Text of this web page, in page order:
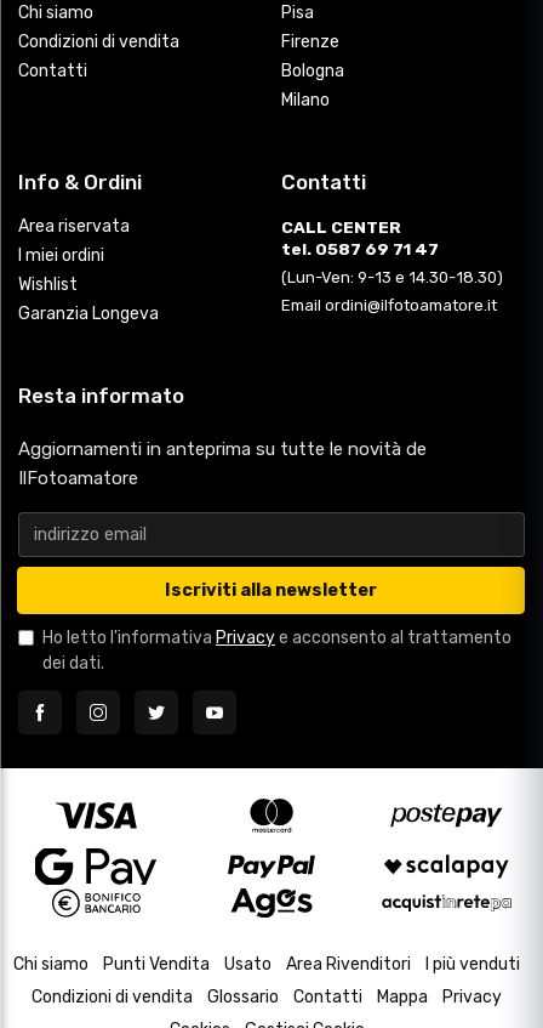
Chi siamo
Condizioni di vendita
Contatti
Pisa
Firenze
Bologna
Milano
Info & Ordini
Area riservata
I miei ordini
Wishlist
Garanzia Longeva
Contatti
CALL CENTER
tel. 0587 69 71 47
(Lun-Ven: 9-13 e 14.30-18.30)
Email ordini@ilfotoamatore.it
Resta informato
Aggiornamenti in anteprima su tutte le novità de
IlFotoamatore
Iscriviti alla newsletter
Ho letto l'informativa Privacye acconsento al trattamento
dei dati.
Chi siamo Punti Vendita Usato Area Rivenditori
I più venduti
Condizioni di vendita
Glossario Contatti Mappa
Privacy